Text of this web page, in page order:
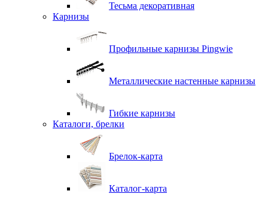
Тесьма декоративная
Карнизы
Профильные карнизы Pingwie
Металлические настенные карнизы
Гибкие карнизы
Каталоги, брелки
Брелок-карта
Каталог-карта